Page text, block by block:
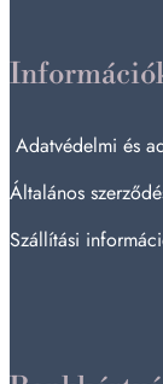
Adatvédelmi és
Általános
Szállítási